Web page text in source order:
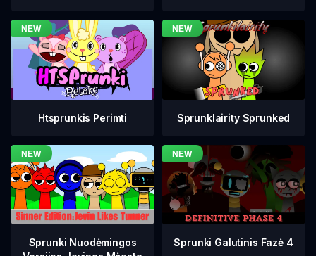
Htsprunkis Perimti Sprunklairity Sprunked
Sprunki Nuodėmingos
Sprunki Galutinis Fazė 4